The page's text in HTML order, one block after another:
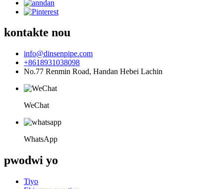
kontakte nou
info@dinsenpipe.com
+8618931038098
No.77 Renmin Road, Handan Hebei Lachin
WeChat
WhatsApp
pwodwi yo
Tiyo